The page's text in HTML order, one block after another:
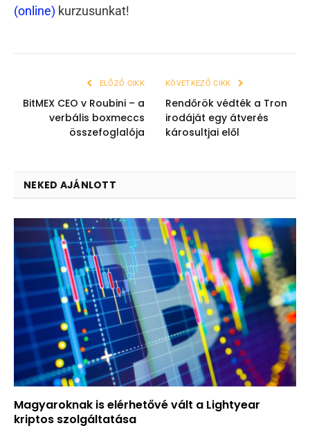
(online) kurzusunkat!
ELŐZŐ CIKK
BitMEX CEO v Roubini – a
verbális boxmeccs
összefoglalója
KÖVETKEZŐ CIKK
Rendőrök védték a Tron
irodáját egy átverés
károsultjai elől
NEKED AJÁNLOTT
Magyaroknak is elérhetővé vált a Lightyear
kriptos szolgáltatása